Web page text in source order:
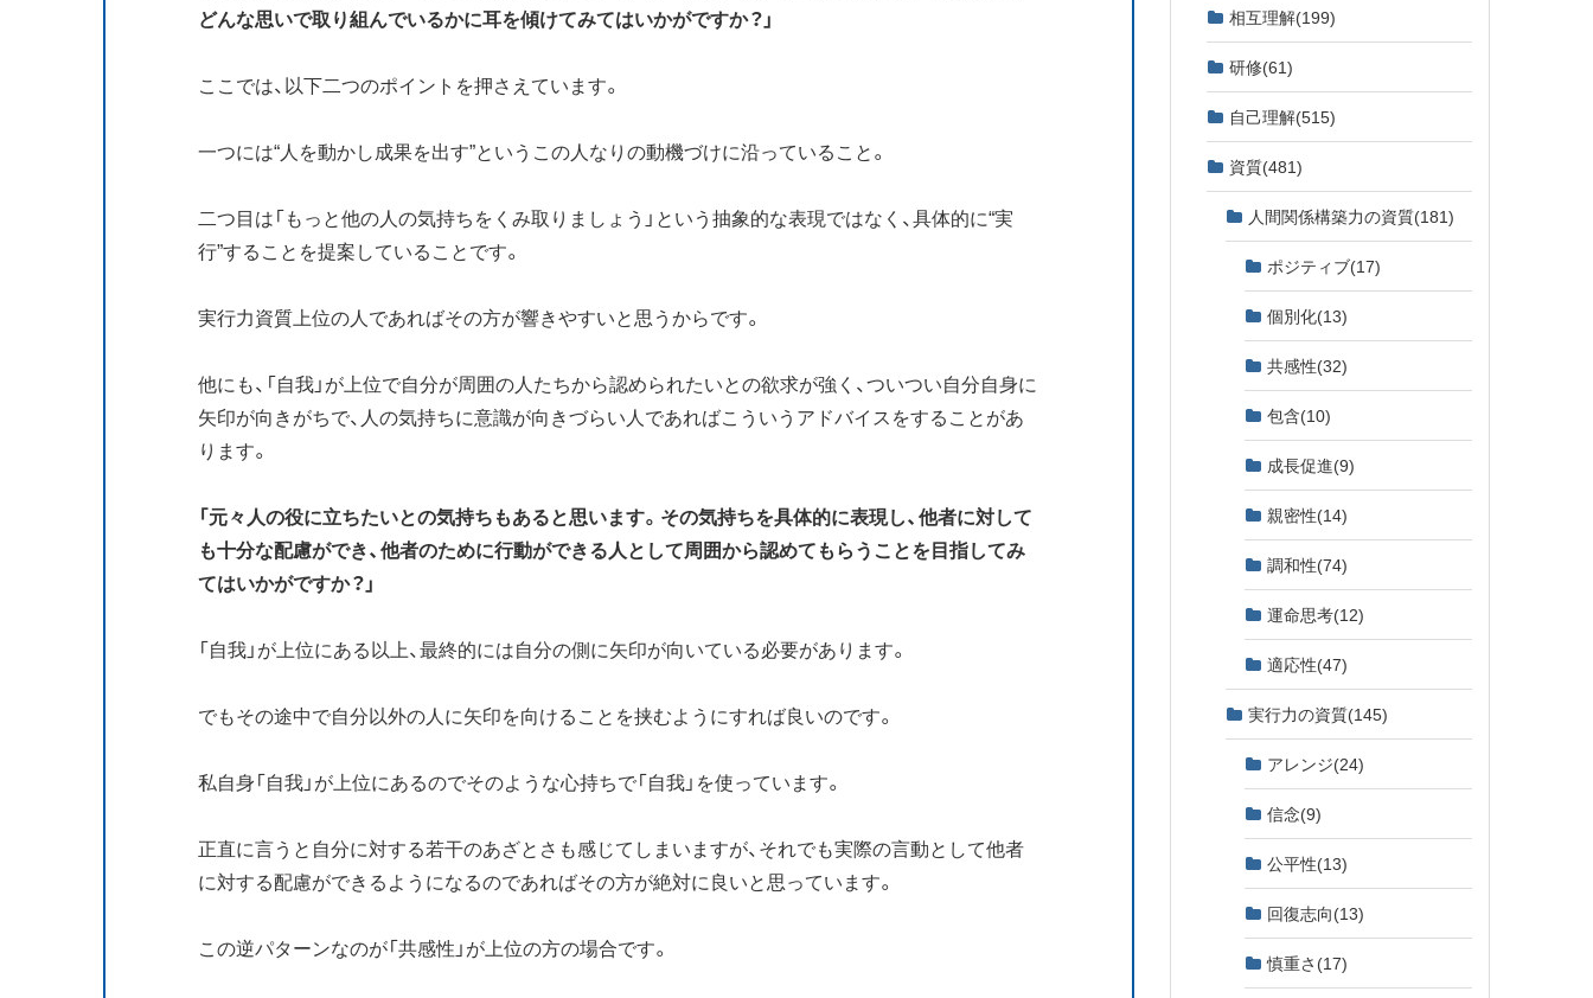
どんな思いで取り組んでいるかに耳を傾けてみてはいかがですか？」
ここでは、以下二つのポイントを押さえています。
一つには“人を動かし成果を出す”というこの人なりの動機づけに沿っていること。
二つ目は「もっと他の人の気持ちをくみ取りましょう」という抽象的な表現ではなく、具体的に“実
行”することを提案していることです。
実行力資質上位の人であればその方が響きやすいと思うからです。
他にも、「自我」が上位で自分が周囲の人たちから認められたいとの欲求が強く、ついつい自分自身に
矢印が向きがちで、人の気持ちに意識が向きづらい人であればこういうアドバイスをすることがあ
ります。
「元々人の役に立ちたいとの気持ちもあると思います。その気持ちを具体的に表現し、他者に対して
も十分な配慮ができ、他者のために行動ができる人として周囲から認めてもらうことを目指してみ
てはいかがですか？」
「自我」が上位にある以上、最終的には自分の側に矢印が向いている必要があります。
でもその途中で自分以外の人に矢印を向けることを挟むようにすれば良いのです。
私自身「自我」が上位にあるのでそのような心持ちで「自我」を使っています。
正直に言うと自分に対する若干のあざとさも感じてしまいますが、それでも実際の言動として他者
に対する配慮ができるようになるのであればその方が絶対に良いと思っています。
この逆パターンなのが「共感性」が上位の方の場合です。
相互理解(199)
研修(61)
自己理解(515)
資質(481)
人間関係構築力の資質(181)
ポジティブ(17)
個別化(13)
共感性(32)
包含(10)
成長促進(9)
親密性(14)
調和性(74)
運命思考(12)
適応性(47)
実行力の資質(145)
アレンジ(24)
信念(9)
公平性(13)
回復志向(13)
慎重さ (17)